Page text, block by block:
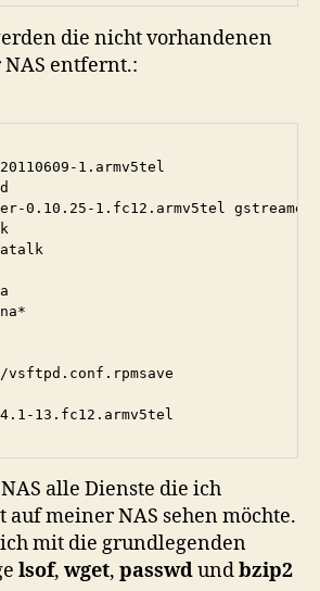
die nicht vorhandenen
entfernt.:
1.armv5tel
0.10.25-1.fc12.armv5tel
13.fc12.armv5tel
alle Dienste die ich
meiner NAS sehen möchte.
mit die grundlegenden
lsof, wget, passwdundbzip2